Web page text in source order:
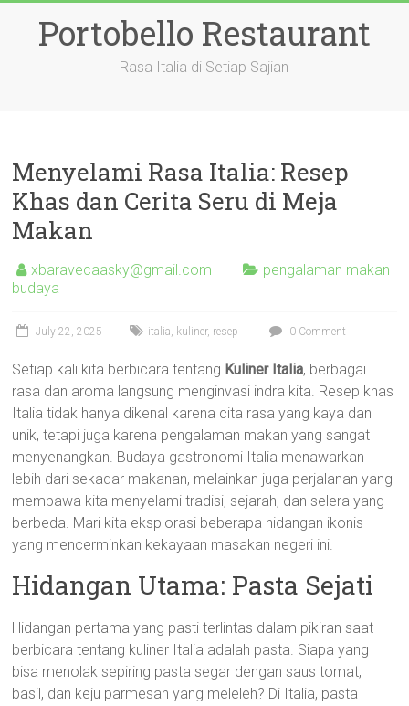
contentPortobello Restaurant
Rasa Italia di Setiap Sajian
Menyelami Rasa Italia: Resep
Khas dan Cerita Seru di Meja
Makan
xbaravecaasky@gmail.com
pengalaman makan
budaya
July 22, 2025 italia, kuliner, resep 0 Comment
Setiap kali kita berbicara tentang Kuliner Italia, berbagai
rasa dan aroma langsung menginvasi indra kita. Resep khas
Italia tidak hanya dikenal karena cita rasa yang kaya dan
unik, tetapi juga karena pengalaman makan yang sangat
menyenangkan. Budaya gastronomi Italia menawarkan
lebih dari sekadar makanan, melainkan juga perjalanan yang
membawa kita menyelami tradisi, sejarah, dan selera yang
berbeda. Mari kita eksplorasi beberapa hidangan ikonis
yang mencerminkan kekayaan masakan negeri ini.
Hidangan Utama: Pasta Sejati
Hidangan pertama yang pasti terlintas dalam pikiran saat
berbicara tentang kuliner Italia adalah pasta. Siapa yang
bisa menolak sepiring pasta segar dengan saus tomat,
basil, dan keju parmesan yang meleleh? Di Italia, pasta